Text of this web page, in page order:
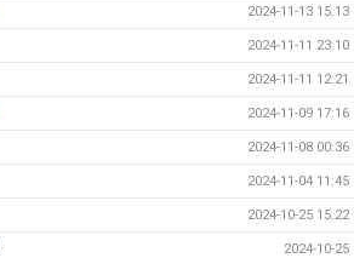
2024-11-13 15:13
2024-11-11 23:10
2024-11-11 12:21
2024-11-09 17:16
2024-11-08 00:36
2024-11-04 11:45
2024-10-25 15:22
2024-10-25